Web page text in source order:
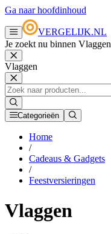
Ga naar hoofdinhoud
VERGELIJK.NL
Je zoekt nu binnen Vlaggen
Vlaggen
Categorieën
Home
/
Cadeaus & Gadgets
/
Feestversieringen
Vlaggen